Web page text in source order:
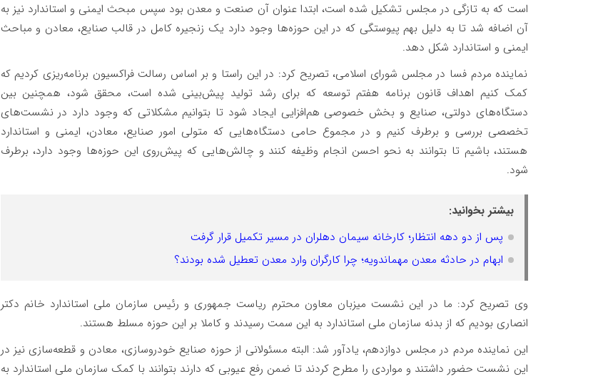
است که به تازگی در مجلس تشکیل شده است، ابتدا عنوان آن صنعت و معدن بود سپس مبحث ایمنی و استاندارد نیز به
آن اضافه شد تا به دلیل بهم پیوستگی که در این حوزه‌ها وجود دارد یک زنجیره کامل در قالب صنایع، معادن و مباحث
ایمنی و استاندارد شکل دهد.
نماینده مردم فسا در مجلس شورای اسلامی، تصریح کرد: در این راستا و بر اساس رسالت فراکسیون برنامه‌ریزی کردیم که
کمک کنیم اهداف قانون برنامه هفتم توسعه که برای رشد تولید پیش‌بینی شده است، محقق شود، همچنین بین
دستگاه‌های دولتی، صنایع و بخش خصوصی هم‌افزایی ایجاد شود تا بتوانیم مشکلاتی که وجود دارد در نشست‌های
تخصصی بررسی و برطرف کنیم و در مجموع حامی دستگاه‌هایی که متولی امور صنایع، معادن، ایمنی و استاندارد
هستند، باشیم تا بتوانند به نحو احسن انجام وظیفه کنند و چالش‌هایی که پیش‌روی این حوزه‌ها وجود دارد، برطرف
شود.
بیشتر بخوانید:
پس از دو دهه انتظار؛ کارخانه سیمان دهلران در مسیر تکمیل قرار گرفت
ابهام در حادثه معدن مهماندویه؛ چرا کارگران وارد معدن تعطیل شده بودند؟
وی تصریح کرد: ما در این نشست میزبان معاون محترم ریاست جمهوری و رئیس سازمان ملی استاندارد خانم دکتر
انصاری بودیم که از بدنه سازمان ملی استاندارد به این سمت رسیدند و کاملا بر این حوزه مسلط هستند.
این نماینده مردم در مجلس دوازدهم، یادآور شد: البته مسئولانی از حوزه صنایع خودروسازی، معادن و قطعه‌سازی نیز در
این نشست حضور داشتند و مواردی را مطرح کردند تا ضمن رفع عیوبی که دارند بتوانند با کمک سازمان ملی استاندارد به